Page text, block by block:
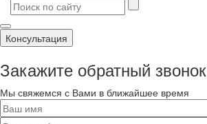
Консультация
Закажите обратный звонок
Мы свяжемся с Вами в ближайшее время